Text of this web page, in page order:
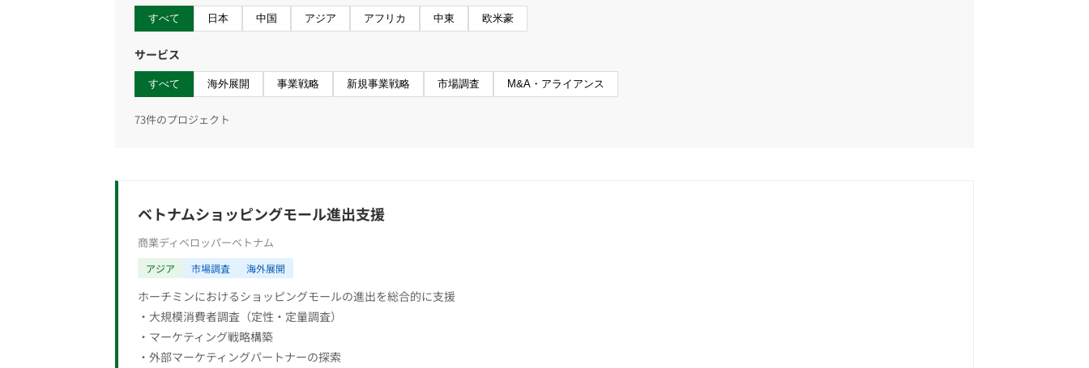
すべて 日本 中国 アジア アフリカ 中東 欧米豪
サービス
すべて 海外展開 事業戦略 新規事業戦略 市場調査 M&A・アライアンス
73件のプロジェクト
ベトナムショッピングモール進出支援
商業ディベロッパーベトナム
アジア 市場調査 海外展開
ホーチミンにおけるショッピングモールの進出を総合的に支援
・大規模消費者調査（定性・定量調査）
・マーケティング戦略構築
・外部マーケティングパートナーの探索